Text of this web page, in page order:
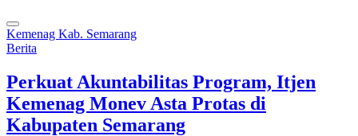
Kemenag Kab. Semarang
Berita
Perkuat Akuntabilitas Program, Itjen
Kemenag Monev Asta Protas di
Kabupaten Semarang